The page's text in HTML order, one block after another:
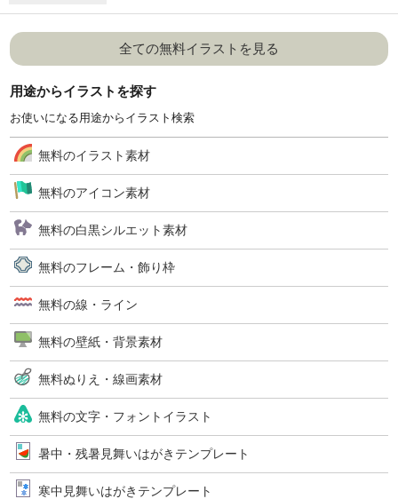
全ての無料イラストを見る
用途からイラストを探す
お使いになる用途からイラスト検索
無料のイラスト素材
無料のアイコン素材
無料の白黒シルエット素材
無料のフレーム・飾り枠
無料の線・ライン
無料の壁紙・背景素材
無料ぬりえ・線画素材
無料の文字・フォントイラスト
暑中・残暑見舞いはがきテンプレート
寒中見舞いはがきテンプレート